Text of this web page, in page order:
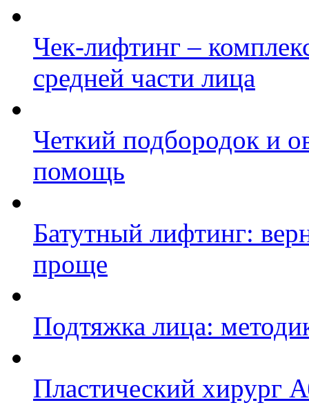
Чек-лифтинг –
средней части лица
Четкий подбородок и
помощь
Батутный лифтинг:
проще
Подтяжка лица:
Пластический хирург